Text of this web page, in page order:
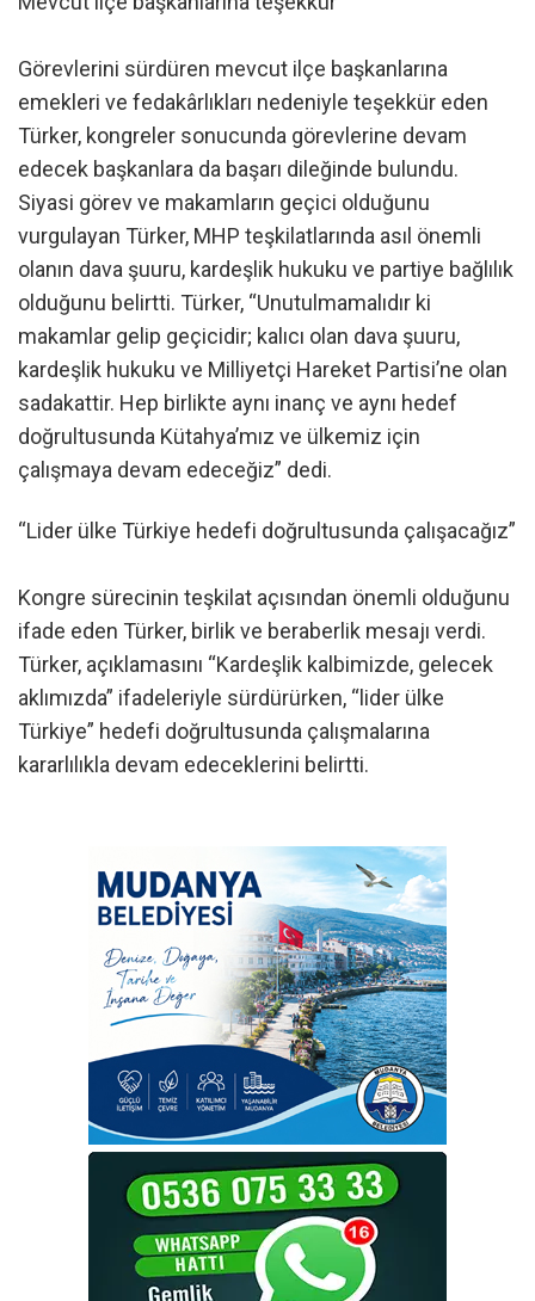
Görevlerini sürdüren mevcut ilçe başkanlarına
emekleri ve fedakârlıkları nedeniyle teşekkür eden
Türker, kongreler sonucunda görevlerine devam
edecek başkanlara da başarı dileğinde bulundu.
Siyasi görev ve makamların geçici olduğunu
vurgulayan Türker, MHP teşkilatlarında asıl önemli
olanın dava şuuru, kardeşlik hukuku ve partiye bağlılık
olduğunu belirtti. Türker, “Unutulmamalıdır ki
makamlar gelip geçicidir; kalıcı olan dava şuuru,
kardeşlik hukuku ve Milliyetçi Hareket Partisi’ne olan
sadakattir. Hep birlikte aynı inanç ve aynı hedef
doğrultusunda Kütahya’mız ve ülkemiz için
çalışmaya devam edeceğiz” dedi.
“Lider ülke Türkiye hedefi doğrultusunda çalışacağız”
Kongre sürecinin teşkilat açısından önemli olduğunu
ifade eden Türker, birlik ve beraberlik mesajı verdi.
Türker, açıklamasını “Kardeşlik kalbimizde, gelecek
aklımızda” ifadeleriyle sürdürürken, “lider ülke
Türkiye” hedefi doğrultusunda çalışmalarına
kararlılıkla devam edeceklerini belirtti.